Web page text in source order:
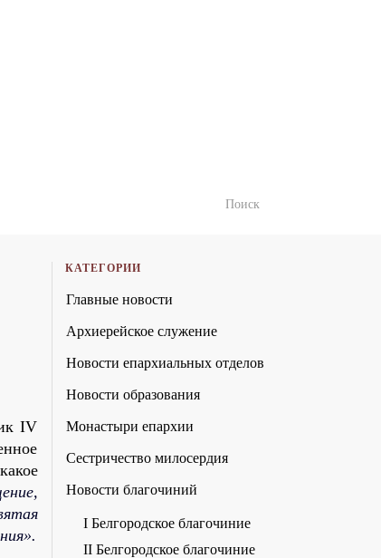
IV
КАТЕГОРИИ
Главные новости
Архиерейское служение
Новости епархиальных отделов
Новости образования
Монастыри епархии
Сестричество милосердия
Новости благочиний
I Белгородское благочиние
II Белгородское благочиние